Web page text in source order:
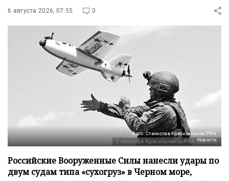
6 августа 2026, 07:55 0
Фото: Станислав Красильников/РИА
Новости
Российские Вооруженные Силы нанесли удары по
двум судам типа «сухогруз» в Черном море,